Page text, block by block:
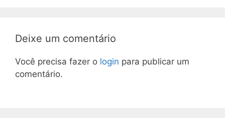
Deixe um comentário
Você precisa fazer o login para publicar um
comentário.